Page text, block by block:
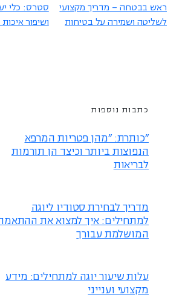
ראש בבטחה – מדריך מקצועי
לשליטה ושמירה על בטיחות
סטרס: כלי
ושיפור
כתבות נוספות
"כותרת: "מהן פטריות המרפא
הנפוצות ביותר וכיצד הן תורמות
לבריאות
מדריך לבחירת סטודיו ליוגה
למתחילים: איך למצוא את
המושלמת עבורך
עלות שיעור יוגה למתחילים: מידע
מקצועי וענייני